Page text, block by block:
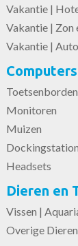
Vakantie |
Vakantie | Zon
Vakantie |
Toetsenborden
Monitoren
Muizen
Headsets
Dieren en
Vissen |
Overige